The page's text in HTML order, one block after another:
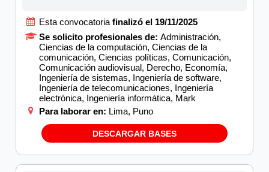
Esta convocatoria finalizó el 19/11/2025
Se solicito profesionales de: Administración,
Ciencias de la computación, Ciencias de la
comunicación, Ciencias políticas, Comunicación,
Comunicación audiovisual, Derecho, Economía,
Ingeniería de sistemas, Ingeniería de software,
Ingeniería de telecomunicaciones, Ingeniería
electrónica, Ingeniería informática, Mark
Para laborar en: Lima, Puno
DESCARGAR BASES